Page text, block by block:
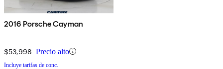
2016 Porsche Cayman
$53,998 Precio alto
Incluye tarifas de conc.